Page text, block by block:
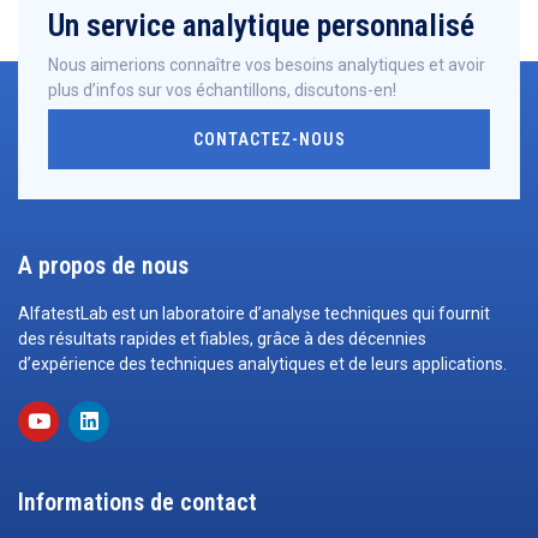
Un service analytique personnalisé
Nous aimerions connaître vos besoins analytiques et avoir
plus d’infos sur vos échantillons, discutons-en!
CONTACTEZ-NOUS
A propos de nous
AlfatestLab est un laboratoire d’analyse techniques qui fournit
des résultats rapides et fiables, grâce à des décennies
d’expérience des techniques analytiques et de leurs applications.
Informations de contact